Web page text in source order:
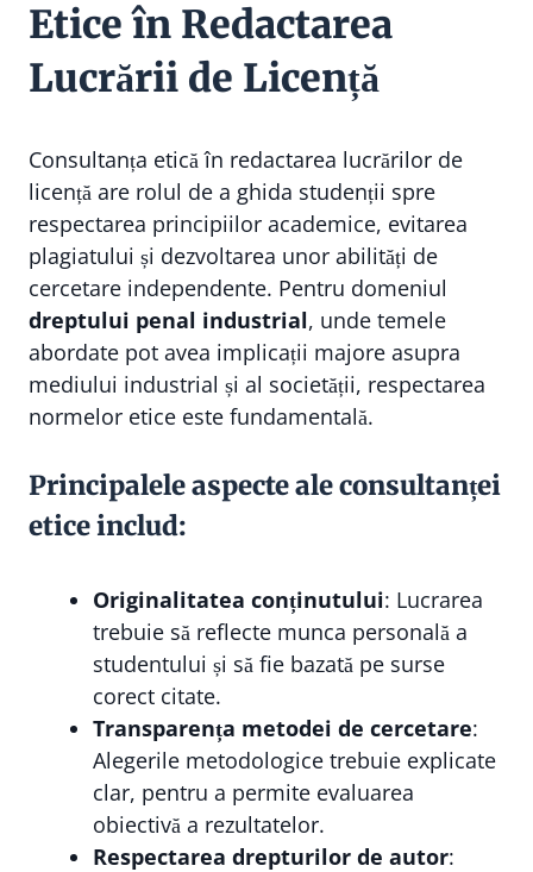
Etice în Redactarea
Lucrării de Licență
Consultanța etică în redactarea lucrărilor de
licență are rolul de a ghida studenții spre
respectarea principiilor academice, evitarea
plagiatului și dezvoltarea unor abilități de
cercetare independente. Pentru domeniul
dreptului penal industrial, unde temele
abordate pot avea implicații majore asupra
mediului industrial și al societății, respectarea
normelor etice este fundamentală.
Principalele aspecte ale consultanței
etice includ:
Originalitatea conținutului: Lucrarea
trebuie să reflecte munca personală a
studentului și să fie bazată pe surse
corect citate.
Transparența metodei de cercetare:
Alegerile metodologice trebuie explicate
clar, pentru a permite evaluarea
obiectivă a rezultatelor.
Respectarea drepturilor de autor: